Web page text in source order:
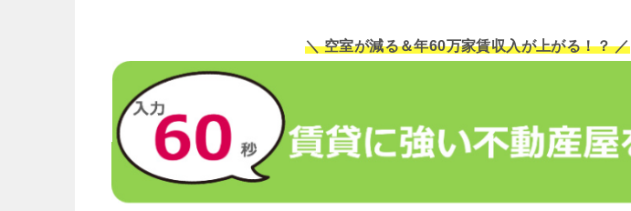
＼ 空室が減る＆年60万家賃収入が上がる！？ ／